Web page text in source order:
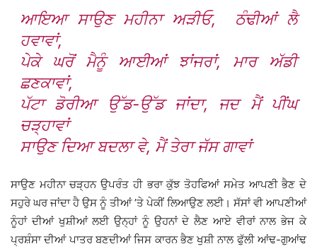
ਆਇਆ ਸਾਉਣ ਮਹੀਨਾ ਅੜੀਓ, ਠੰਢੀਆਂ ਲੈ
ਹਵਾਵਾਂ,
ਪੇਕੇ ਘਰੋਂ ਮੈਨੂੰ ਆਈਆਂ ਝਾਂਜਰਾਂ, ਮਾਰ ਅੱਡੀ
ਛਣਕਾਵਾਂ,
ਪੱਟਾ ਡੋਰੀਆ ਉੱਡ-ਉੱਡ ਜਾਂਦਾ, ਜਦ ਮੈਂ ਪੀਂਘ
ਚੜ੍ਹਾਵਾਂ
ਸਾਉਣ ਦਿਆ ਬਦਲਾ ਵੇ, ਮੈਂ ਤੇਰਾ ਜੱਸ ਗਾਵਾਂ
ਸਾਉਣ ਮਹੀਨਾ ਚੜ੍ਹਨ ਉਪਰੰਤ ਹੀ ਭਰਾ ਕੁੱਝ ਤੋਹਫਿਆਂ ਸਮੇਤ ਆਪਣੀ ਭੈਣ ਦੇ
ਸਹੁਰੇ ਘਰ ਜਾਂਦਾ ਹੈ ਉਸ ਨੂੰ ਤੀਆਂ ’ਤੇ ਪੇਕੀਂ ਲਿਆਉਣ ਲਈ। ਸੱਸਾਂ ਵੀ ਆਪਣੀਆਂ
ਨੂੰਹਾਂ ਦੀਆਂ ਖੁਸ਼ੀਆਂ ਲਈ ਉਨ੍ਹਾਂ ਨੂੰ ਉਹਨਾਂ ਦੇ ਲੈਣ ਆਏ ਵੀਰਾਂ ਨਾਲ ਭੇਜ ਕੇ
ਪ੍ਰਸ਼ੰਸਾ ਦੀਆਂ ਪਾਤਰ ਬਣਦੀਆਂ ਜਿਸ ਕਾਰਨ ਭੈਣ ਖੁਸ਼ੀ ਨਾਲ ਫੁੱਲੀ ਆਂਢ-ਗੁਆਂਢ